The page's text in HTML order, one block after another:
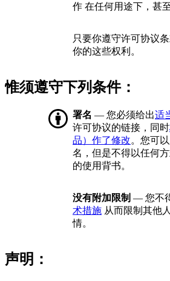
作 在任何用途下，甚
只要你遵守许可协议
你的这些权利。
惟须遵守下列条件：
署名 — 您必须给出适
许可协议的链接，同时
品）作了修改。您可
名，但是不得以任何
的使用背书。
没有附加限制 — 您不
术措施 从而限制其他
情。
声明：